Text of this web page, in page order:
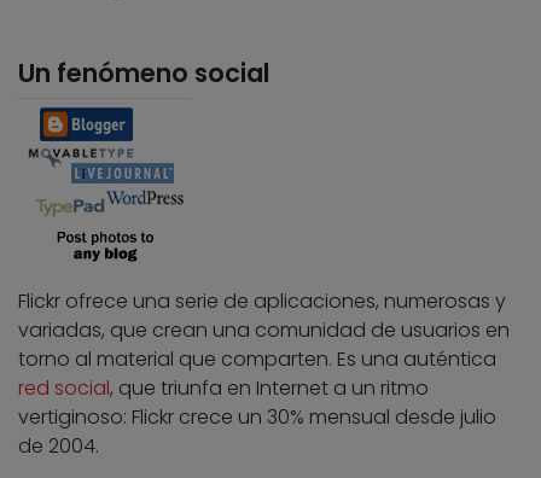
Un fenómeno social
Flickr ofrece una serie de aplicaciones, numerosas y
variadas, que crean una comunidad de usuarios en
torno al material que comparten. Es una auténtica
red social, que triunfa en Internet a un ritmo
vertiginoso: Flickr crece un 30% mensual desde julio
de 2004.